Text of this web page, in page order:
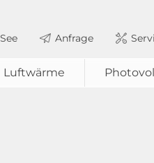
Luftwärme
Anfrage
Über uns